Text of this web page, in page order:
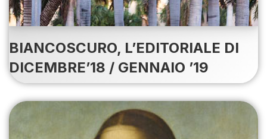
BIANCOSCURO, L’EDITORIALE DI
DICEMBRE’18 / GENNAIO ’19